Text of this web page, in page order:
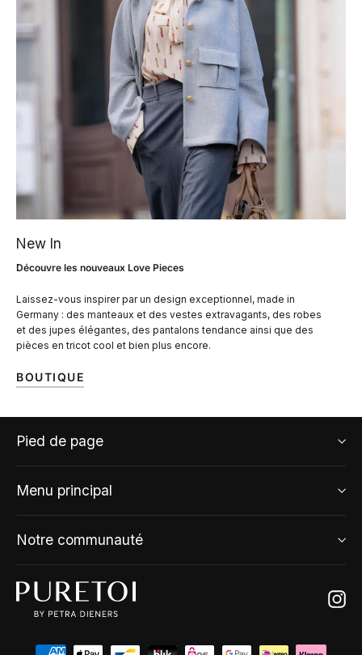
New In
Découvre les nouveaux Love Pieces
Laissez-vous inspirer par un design exceptionnel, made in
Germany : des manteaux et des vestes extravagants, des robes
et des jupes élégantes, des pantalons tendance ainsi que des
pièces en tricot cool et bien plus encore.
BOUTIQUE
Pied de page
Menu principal
Notre communauté